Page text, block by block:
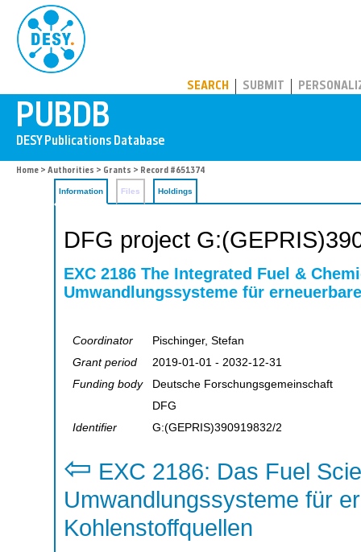
SEARCH SUBMIT
Home > Authorities > Grants > Record #651374
Information Files Holdings
DFG project
EXC 2186 The Integrated Fuel &
Umwandlungssysteme für
Coordinator
Pischinger, Stefan
Grant period
2019-01-01 - 2032-12-31
Funding body
Deutsche Forschungsgemeinschaft
DFG
Identifier
G:(GEPRIS)390919832/2
⇦ EXC 2186: Das Fuel
Umwandlungssysteme für
Kohlenstoffquellen